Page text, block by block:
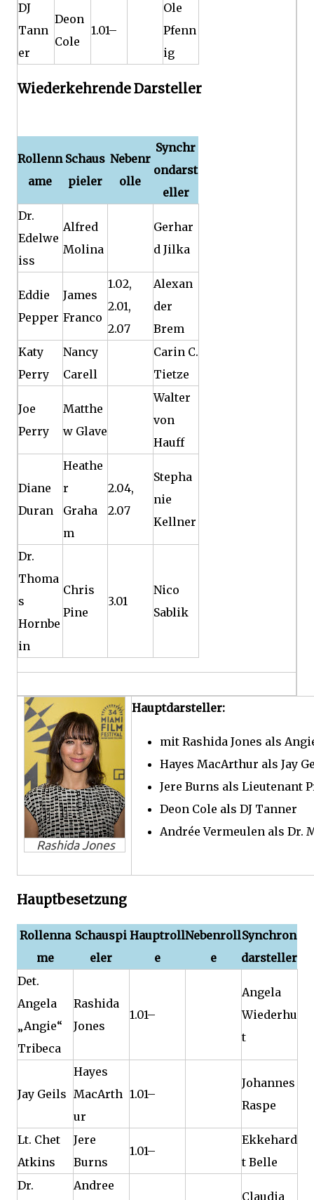
DJ
Tann
er
Deon
Cole
1.01–
Ole
Pfenn
ig
Wiederkehrende Darsteller
Rollenn
ame
Schaus
pieler
Nebenr
olle
Synchr
ondarst
eller
Dr.
Edelwe
iss
Alfred
Molina
Gerhar
d Jilka
Eddie
Pepper
James
Franco
1.02,
2.01,
2.07
Alexan
der
Brem
Katy
Perry
Nancy
Carell
Carin C.
Tietze
Joe
Perry
Matthe
w Glave
Walter
von
Hauff
Diane
Duran
Heathe
r
Graha
m
2.04,
2.07
Stepha
nie
Kellner
Dr.
Thoma
s
Hornbe
in
Chris
Pine
3.01
Nico
Sablik
Rashida Jones
Hauptdarsteller:
mit Rashida Jones als
Hayes MacArthur als Jay
Jere Burns als Lieutenant
Deon Cole als DJ Tanner
Andrée Vermeulen als Dr.
Hauptbesetzung
Rollenna
me
Schauspi
eler
Hauptroll
e
Nebenroll
e
Synchron
darsteller
Det.
Angela
„Angie“
Tribeca
Rashida
Jones
1.01–
Angela
Wiederhu
t
Jay Geils
Hayes
MacArth
ur
1.01–
Johannes
Raspe
Lt. Chet
Atkins
Jere
Burns
1.01–
Ekkehard
t Belle
Dr.
Andree
Claudia